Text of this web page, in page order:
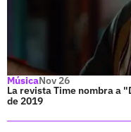
MúsicaNov 26
La revista Time nombra a
de 2019